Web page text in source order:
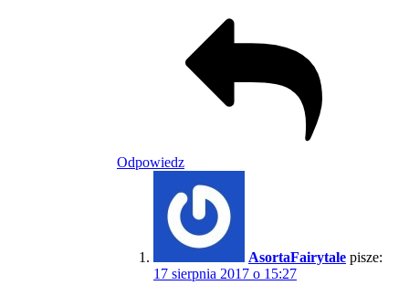
Odpowiedz
AsortaFairytale pisze:
17 sierpnia 2017 o 15:27